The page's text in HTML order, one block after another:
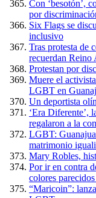
Con ‘besotón’,
por
Six Flags se
inclusivo
Tras protesta de
recuerdan Reino
Protestan por
Muere el
LGBT en
Un deportista
‘Era Diferente’,
regalaron a la
LGBT:
matrimonio
Mary Robles,
Por ir en contra
colores
“Maricoin”: